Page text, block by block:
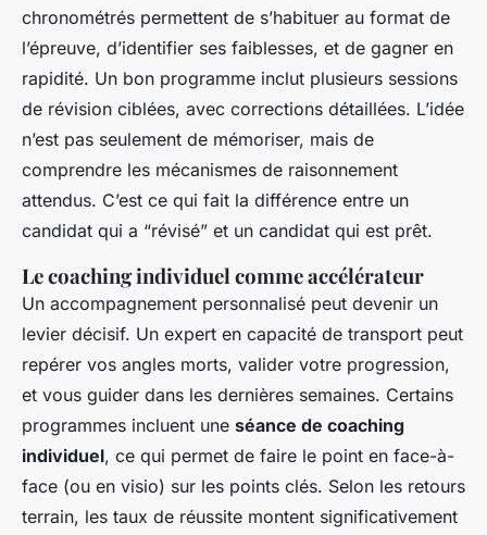
chronométrés permettent de s’habituer au format de
l’épreuve, d’identifier ses faiblesses, et de gagner en
rapidité. Un bon programme inclut plusieurs sessions
de révision ciblées, avec corrections détaillées. L’idée
n’est pas seulement de mémoriser, mais de
comprendre les mécanismes de raisonnement
attendus. C’est ce qui fait la différence entre un
candidat qui a “révisé” et un candidat qui est prêt.
Le coaching individuel comme accélérateur
Un accompagnement personnalisé peut devenir un
levier décisif. Un expert en capacité de transport peut
repérer vos angles morts, valider votre progression,
et vous guider dans les dernières semaines. Certains
programmes incluent une séance de coaching
individuel, ce qui permet de faire le point en face-à-
face (ou en visio) sur les points clés. Selon les retours
terrain, les taux de réussite montent significativement